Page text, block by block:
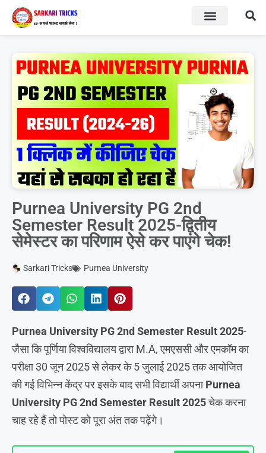
Purnea University PG 2nd
Semester Result 2025-द्वितीय
सेमेस्टर का परिणाम ऐसे कर पाएंगे चेक!
Sarkari Tricks Purnea University
Purnea University PG 2nd Semester Result 2025-
जैसा कि पूर्णिया विश्वविद्यालय द्वारा M.A, एमएससी और एमकॉम का
परीक्षा 30 जून 2025 से लेकर के 5 जुलाई 2025 तक आयोजित
की गई विभिन्न केंद्र पर इसके बाद सभी विद्यार्थी अपनाPurnea
University PG 2nd Semester Result 2025चेक करना
चाह रहे हैं तो पोस्ट को पूरा अंत तक पढ़ेंगे।